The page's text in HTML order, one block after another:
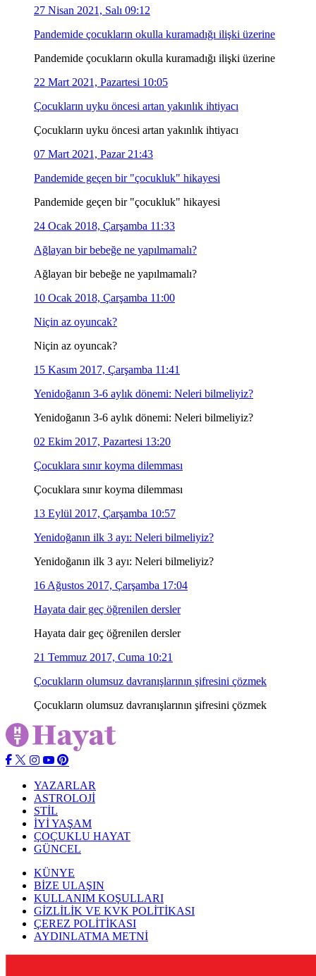
27 Nisan 2021, Salı 09:12
Pandemide çocukların okulla kuramadığı ilişki üzerine
Pandemide çocukların okulla kuramadığı ilişki üzerine
22 Mart 2021, Pazartesi 10:05
Çocukların uyku öncesi artan yakınlık ihtiyacı
Çocukların uyku öncesi artan yakınlık ihtiyacı
07 Mart 2021, Pazar 21:43
Pandemide geçen bir "çocukluk" hikayesi
Pandemide geçen bir "çocukluk" hikayesi
24 Ocak 2018, Çarşamba 11:33
Ağlayan bir bebeğe ne yapılmamalı?
Ağlayan bir bebeğe ne yapılmamalı?
10 Ocak 2018, Çarşamba 11:00
Niçin az oyuncak?
Niçin az oyuncak?
15 Kasım 2017, Çarşamba 11:41
Yenidoğanın 3-6 aylık dönemi: Neleri bilmeliyiz?
Yenidoğanın 3-6 aylık dönemi: Neleri bilmeliyiz?
02 Ekim 2017, Pazartesi 13:20
Çocuklara sınır koyma dilemması
Çocuklara sınır koyma dilemması
13 Eylül 2017, Çarşamba 10:57
Yenidoğanın ilk 3 ayı: Neleri bilmeliyiz?
Yenidoğanın ilk 3 ayı: Neleri bilmeliyiz?
16 Ağustos 2017, Çarşamba 17:04
Hayata dair geç öğrenilen dersler
Hayata dair geç öğrenilen dersler
21 Temmuz 2017, Cuma 10:21
Çocukların olumsuz davranışlarının şifresini çözmek
Çocukların olumsuz davranışlarının şifresini çözmek
YAZARLAR
ASTROLOJİ
STİL
İYİ YAŞAM
ÇOÇUKLU HAYAT
GÜNCEL
KÜNYE
BİZE ULAŞIN
KULLANIM KOŞULLARI
GİZLİLİK VE KVK POLİTİKASI
ÇEREZ POLİTİKASI
AYDINLATMA METNİ